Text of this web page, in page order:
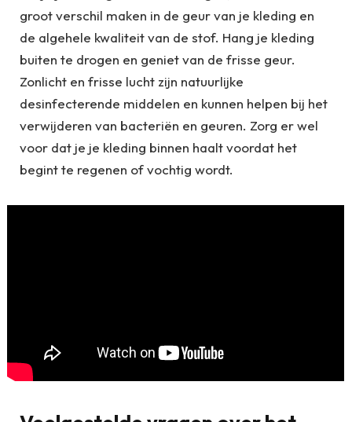
groot verschil maken in de geur van je kleding en
de algehele kwaliteit van de stof. Hang je kleding
buiten te drogen en geniet van de frisse geur.
Zonlicht en frisse lucht zijn natuurlijke
desinfecterende middelen en kunnen helpen bij het
verwijderen van bacteriën en geuren. Zorg er wel
voor dat je je kleding binnen haalt voordat het
begint te regenen of vochtig wordt.